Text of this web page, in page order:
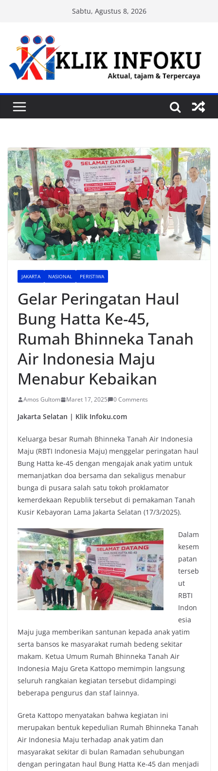
content
Sabtu, Agustus 8, 2026
JAKARTA NASIONAL PERISTIWA
Gelar Peringatan Haul
Bung Hatta Ke-45,
Rumah Bhinneka Tanah
Air Indonesia Maju
Menabur Kebaikan
Amos Gultom Maret 17, 2025 0 Comments
Jakarta Selatan | Klik Infoku.com
Keluarga besar Rumah Bhinneka Tanah Air Indonesia
Maju (RBTI Indonesia Maju) menggelar peringatan haul
Bung Hatta ke-45 dengan mengajak anak yatim untuk
memanjatkan doa bersama dan sekaligus menabur
bunga di pusara salah satu tokoh proklamator
kemerdekaan Republik tersebut di pemakaman Tanah
Kusir Kebayoran Lama Jakarta Selatan (17/3/2025).
Dalam
kesem
patan
terseb
ut
RBTI
Indon
esia
Maju juga memberikan santunan kepada anak yatim
serta bansos ke masyarakat rumah bedeng sekitar
makam. Ketua Umum Rumah Bhinneka Tanah Air
Indonesia Maju Greta Kattopo memimpin langsung
seluruh rangkaian kegiatan tersebut didampingi
beberapa pengurus dan staf lainnya.
Greta Kattopo menyatakan bahwa kegiatan ini
merupakan bentuk kepedulian Rumah Bhinneka Tanah
Air Indonesia Maju terhadap anak yatim dan
masyarakat sekitar di bulan Ramadan sehubungan
dengan peringatan haul Bung Hatta Ke-45 dan menjadi